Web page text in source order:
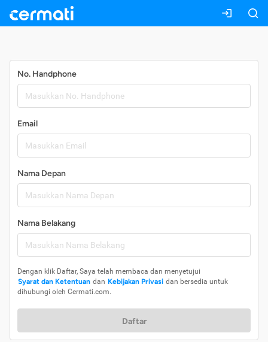
No. Handphone
Email
Nama Depan
Nama Belakang
Dengan klik Daftar, Saya telah membaca dan menyetujui
Syarat dan Ketentuan dan Kebijakan Privasi dan bersedia untuk
dihubungi oleh Cermati.com.
Daftar